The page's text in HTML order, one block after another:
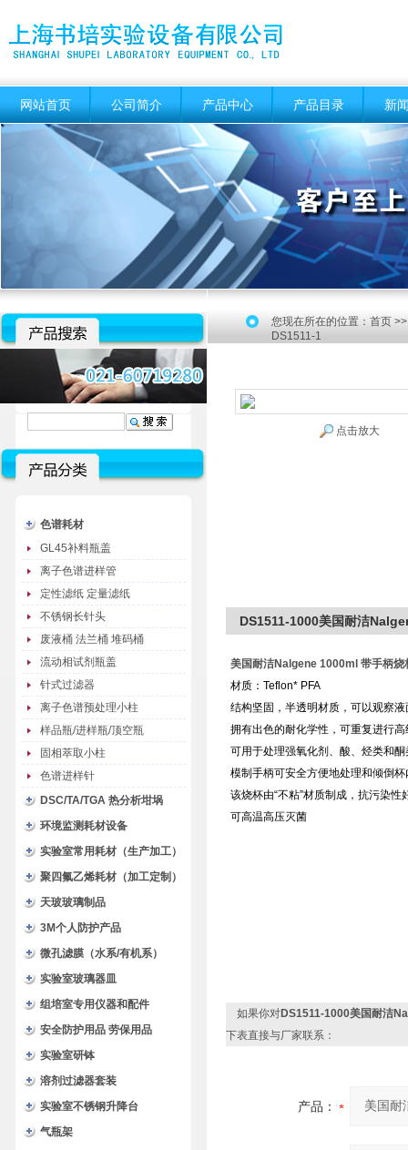
网站首页 公司简介 产品中心 产品目录 新
色谱耗材
GL45补料瓶盖
离子色谱进样管
定性滤纸 定量滤纸
不锈钢长针头
废液桶 法兰桶 堆码桶
流动相试剂瓶盖
针式过滤器
离子色谱预处理小柱
样品瓶/进样瓶/顶空瓶
固相萃取小柱
色谱进样针
DSC/TA/TGA 热分析坩埚
环境监测耗材设备
实验室常用耗材（生产加工）
聚四氟乙烯耗材（加工定制）
天玻玻璃制品
3M个人防护产品
微孔滤膜（水系/有机系）
实验室玻璃器皿
组培室专用仪器和配件
安全防护用品 劳保用品
实验室研钵
溶剂过滤器套装
实验室不锈钢升降台
气瓶架
您现在所在的位置： 首页
DS1511-1
点击放大
DS1511-1000美国耐洁
美国耐洁Nalgene 1000ml 带手柄
材质：Teflon* PFA
结构坚固，半透明材质，可以观察液
拥有出色的耐化学性，可重复进行高
可用于处理强氧化剂、酸、烃类和酮
模制手柄可安全方便地处理和倾倒杯
该烧杯由“不粘”材质制成，抗污染
可高温高压灭菌
如果你对DS1511-1000美国耐洁
下表直接与厂家联系：
产品：